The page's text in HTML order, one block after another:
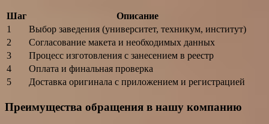
Шаг
Описание
1
Выбор заведения (университет, техникум, институт)
2
Согласование макета и необходимых данных
3
Процесс изготовления с занесением в реестр
4
Оплата и финальная проверка
5
Доставка оригинала с приложением и регистрацией
Преимущества обращения в нашу компанию